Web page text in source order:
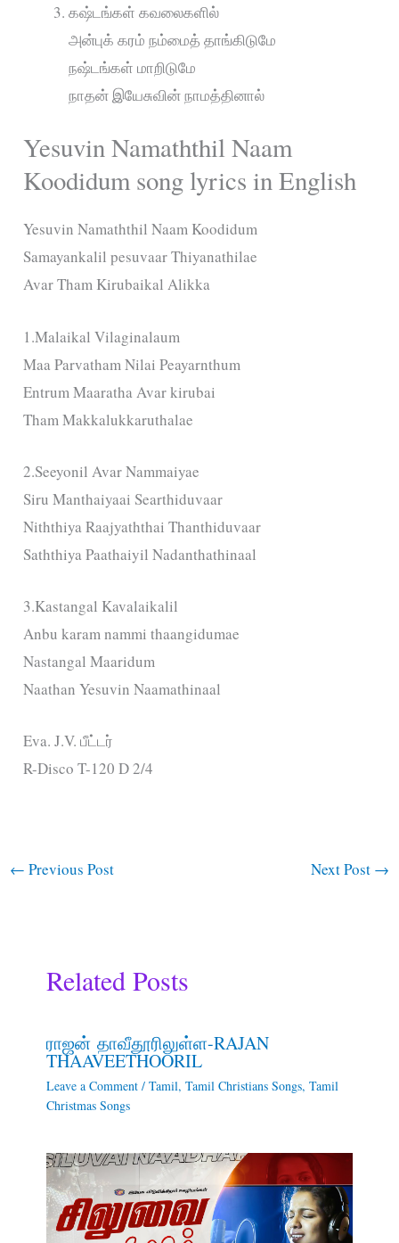
கஷ்டங்கள் கவலைகளில்
அன்புக் கரம் நம்மைத் தாங்கிடுமே
நஷ்டங்கள் மாறிடுமே
நாதன் இயேசுவின் நாமத்தினால்
Yesuvin Namaththil Naam
Koodidum song lyrics in English
Yesuvin Namaththil Naam Koodidum
Samayankalil pesuvaar Thiyanathilae
Avar Tham Kirubaikal Alikka
1.Malaikal Vilaginalaum
Maa Parvatham Nilai Peayarnthum
Entrum Maaratha Avar kirubai
Tham Makkalukkaruthalae
2.Seeyonil Avar Nammaiyae
Siru Manthaiyaai Searthiduvaar
Niththiya Raajyaththai Thanthiduvaar
Saththiya Paathaiyil Nadanthathinaal
3.Kastangal Kavalaikalil
Anbu karam nammi thaangidumae
Nastangal Maaridum
Naathan Yesuvin Naamathinaal
Eva. J.V. பீட்டர்
R-Disco T-120 D 2/4
← Previous Post Next Post →
Related Posts
ராஜன் தாவீதூரிலுள்ள-RAJAN
THAAVEETHOORIL
Leave a Comment / Tamil, Tamil Christians Songs, Tamil
Christmas Songs